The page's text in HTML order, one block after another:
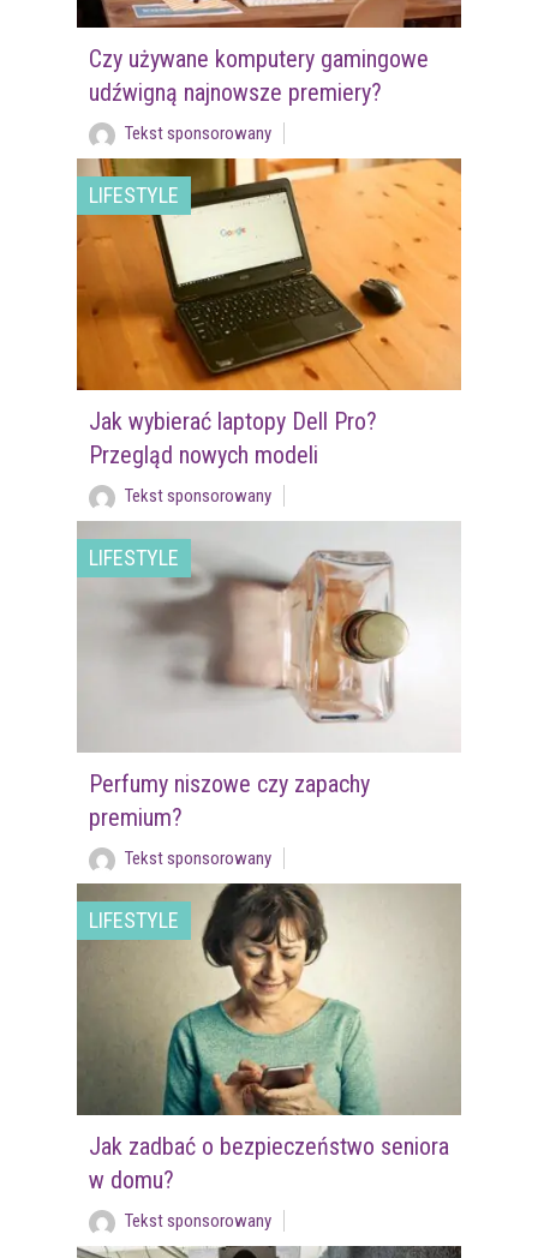
Czy używane komputery gamingowe
udźwigną najnowsze premiery?
Tekst sponsorowany
LIFESTYLE
Jak wybierać laptopy Dell Pro?
Przegląd nowych modeli
Tekst sponsorowany
LIFESTYLE
Perfumy niszowe czy zapachy
premium?
Tekst sponsorowany
LIFESTYLE
Jak zadbać o bezpieczeństwo seniora
w domu?
Tekst sponsorowany